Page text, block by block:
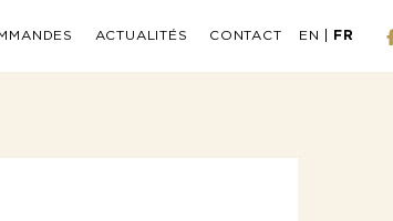
ACTUALITÉS CONTACT EN FR